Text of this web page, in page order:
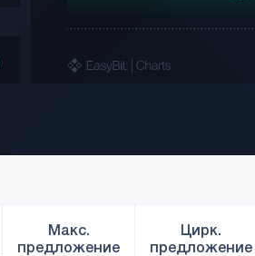
Макс.
предложение
Цирк.
предложение